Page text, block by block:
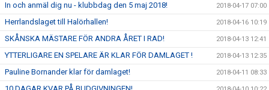
In och anmäl dig nu - klubbdag den 5 maj 2018! 2018-04-17 07:00
Herrlandslaget till Halörhallen! 2018-04-16 10:19
SKÅNSKA MÄSTARE FÖR ANDRA ÅRET I RAD! 2018-04-13 12:41
YTTERLIGARE EN SPELARE ÄR KLAR FÖR DAMLAGET ! 2018-04-13 12:35
Pauline Bornander klar för damlaget! 2018-04-11 08:33